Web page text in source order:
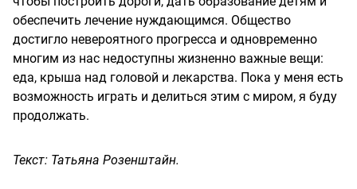
обеспечить лечение нуждающимся. Общество
достигло невероятного прогресса и одновременно
многим из нас недоступны жизненно важные вещи:
еда, крыша над головой и лекарства. Пока у меня есть
возможность играть и делиться этим с миром, я буду
продолжать.
Текст: Татьяна Розенштайн.